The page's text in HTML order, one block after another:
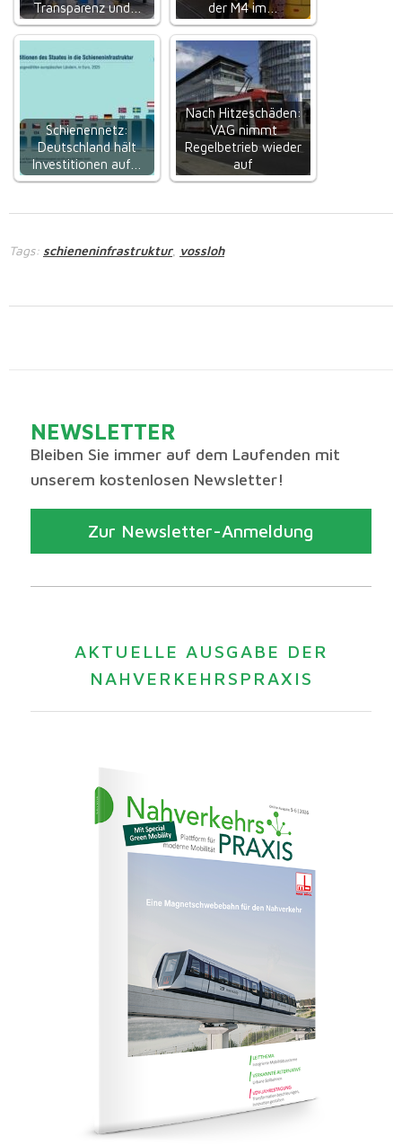
Transparenz und… der M4 im…
Schienennetz:
Deutschland hält
Investitionen auf…
Nach Hitzeschäden:
VAG nimmt
Regelbetrieb wieder
auf
Tags: schieneninfrastruktur, vossloh
NEWSLETTER
Bleiben Sie immer auf dem Laufenden mit
unserem kostenlosen Newsletter!
Zur Newsletter-Anmeldung
AKTUELLE AUSGABE DER
NAHVERKEHRSPRAXIS